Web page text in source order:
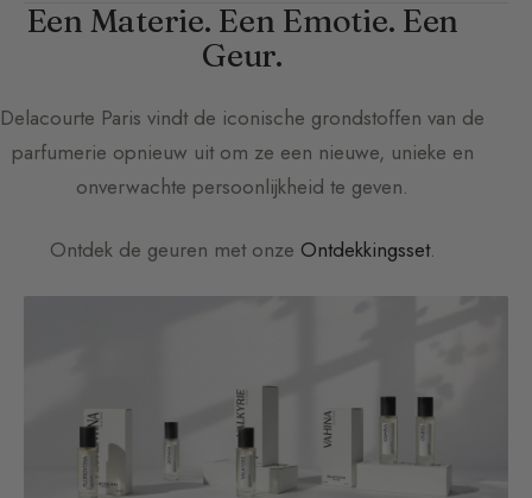
Een Materie. Een Emotie. Een
Geur.
Delacourte Paris vindt de iconische grondstoffen van de
parfumerie opnieuw uit om ze een nieuwe, unieke en
onverwachte persoonlijkheid te geven.
Ontdek de geuren met onze Ontdekkingsset.